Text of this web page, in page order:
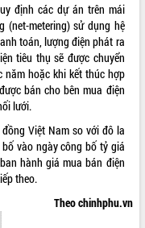
định các dự án trên mái
(net-metering) sử dụng hệ
toán, lượng điện phát ra
tiêu thụ sẽ được chuyển
hoặc khi kết thúc hợp
bán cho bên mua điện
lưới.
Việt Nam so với đô la
vào ngày công bố tỷ giá
hành giá mua bán điện
theo.
Theo chinhphu.vn